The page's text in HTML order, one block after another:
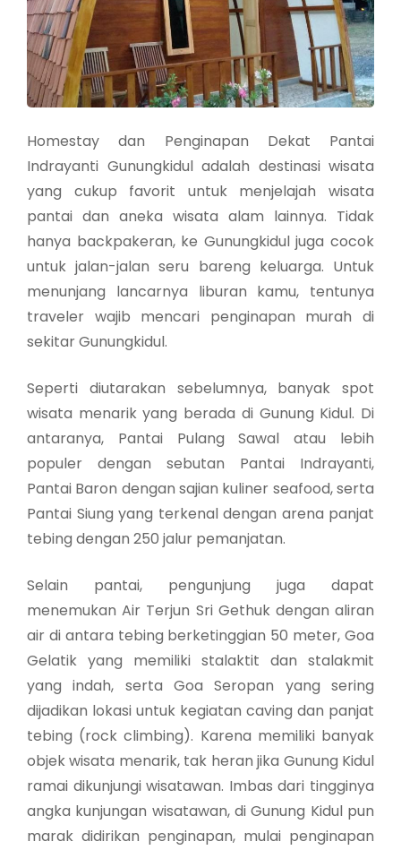
Homestay dan Penginapan Dekat Pantai
Indrayanti Gunungkidul adalah destinasi wisata
yang cukup favorit untuk menjelajah wisata
pantai dan aneka wisata alam lainnya. Tidak
hanya backpakeran, ke Gunungkidul juga cocok
untuk jalan-jalan seru bareng keluarga. Untuk
menunjang lancarnya liburan kamu, tentunya
traveler wajib mencari penginapan murah di
sekitar Gunungkidul.
Seperti diutarakan sebelumnya, banyak spot
wisata menarik yang berada di Gunung Kidul. Di
antaranya, Pantai Pulang Sawal atau lebih
populer dengan sebutan Pantai Indrayanti,
Pantai Baron dengan sajian kuliner seafood, serta
Pantai Siung yang terkenal dengan arena panjat
tebing dengan 250 jalur pemanjatan.
Selain pantai, pengunjung juga dapat
menemukan Air Terjun Sri Gethuk dengan aliran
air di antara tebing berketinggian 50 meter, Goa
Gelatik yang memiliki stalaktit dan stalakmit
yang indah, serta Goa Seropan yang sering
dijadikan lokasi untuk kegiatan caving dan panjat
tebing (rock climbing). Karena memiliki banyak
objek wisata menarik, tak heran jika Gunung Kidul
ramai dikunjungi wisatawan. Imbas dari tingginya
angka kunjungan wisatawan, di Gunung Kidul pun
marak didirikan penginapan, mulai penginapan